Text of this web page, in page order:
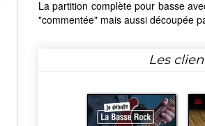
La partition complète pour basse
"commentée" mais aussi découpée
Les